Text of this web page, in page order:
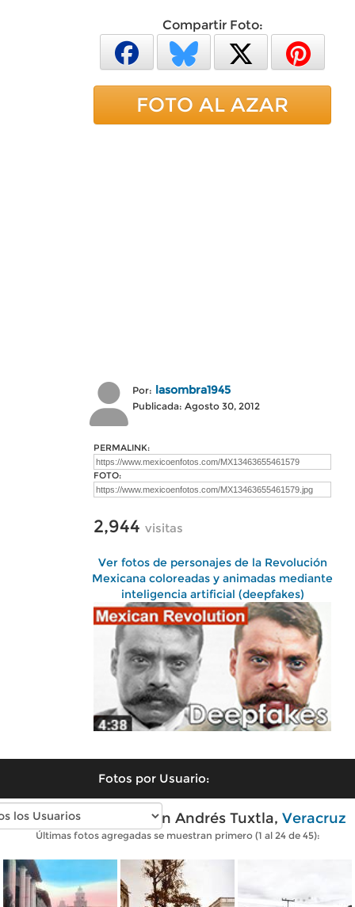
Compartir Foto:
FOTO AL AZAR
Por: lasombra1945
Publicada: Agosto 30, 2012
PERMALINK:
FOTO:
2,944 visitas
Ver fotos de personajes de la Revolución
Mexicana coloreadas y animadas mediante
inteligencia artificial (deepfakes)
Fotos por Usuario:
Fotos antiguas de San Andrés Tuxtla, Veracruz
Últimas fotos agregadas se muestran primero (1 al 24 de 45):